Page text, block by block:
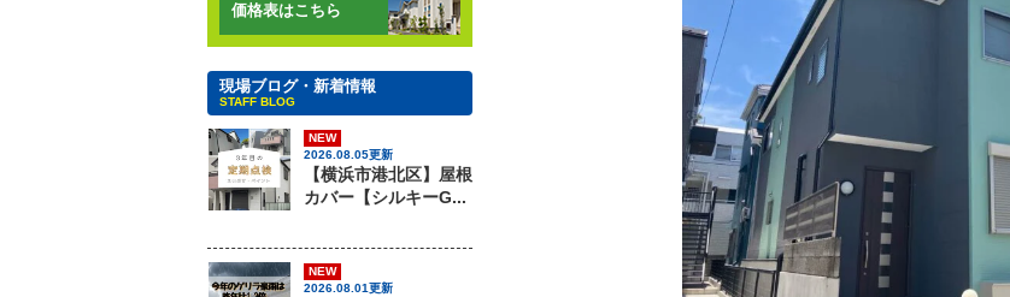
価格表はこちら
現場ブログ・新着情報
STAFF BLOG
NEW
2026.08.05更新
【横浜市港北区】屋根
カバー【シルキーG...
NEW
2026.08.01更新